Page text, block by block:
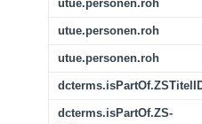
utue.personen.roh
utue.personen.roh
utue.personen.roh
dcterms.isPartOf.ZS-